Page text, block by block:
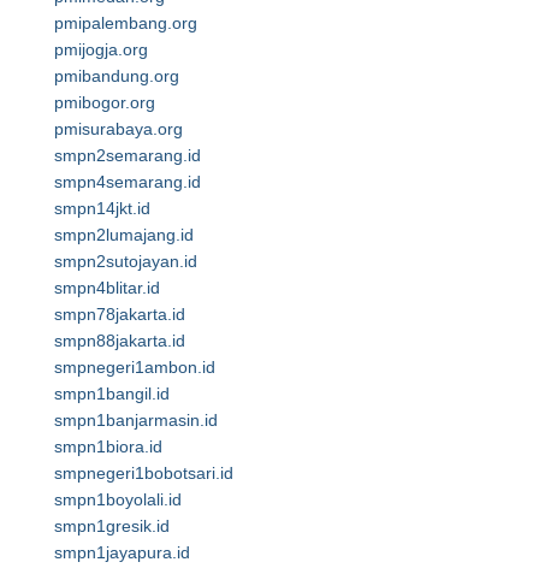
pmipalembang.org
pmijogja.org
pmibandung.org
pmibogor.org
pmisurabaya.org
smpn2semarang.id
smpn4semarang.id
smpn14jkt.id
smpn2lumajang.id
smpn2sutojayan.id
smpn4blitar.id
smpn78jakarta.id
smpn88jakarta.id
smpnegeri1ambon.id
smpn1bangil.id
smpn1banjarmasin.id
smpn1biora.id
smpnegeri1bobotsari.id
smpn1boyolali.id
smpn1gresik.id
smpn1jayapura.id